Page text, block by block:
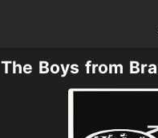
The Boys from